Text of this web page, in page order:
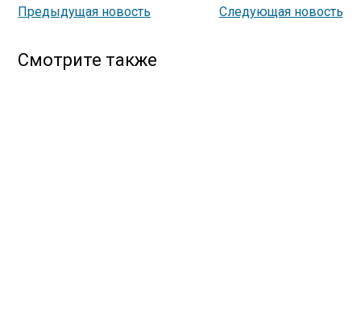
Предыдущая новость Следующая новость
Смотрите также